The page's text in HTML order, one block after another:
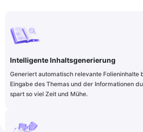
Intelligente Inhaltsgenerierung
Generiert automatisch relevante Folieninhalte
Eingabe des Themas und der Informationen
spart so viel Zeit und Mühe.